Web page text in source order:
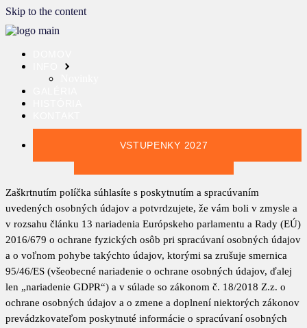
Skip to the content
VSTUPENKY 2027
GDPR WISHLIST
Zaškrtnutím políčka súhlasíte s poskytnutím a spracúvaním
uvedených osobných údajov a potvrdzujete, že vám boli v zmysle a
v rozsahu článku 13 nariadenia Európskeho parlamentu a Rady (EÚ)
2016/679 o ochrane fyzických osôb pri spracúvaní osobných údajov
a o voľnom pohybe takýchto údajov, ktorými sa zrušuje smernica
95/46/ES (všeobecné nariadenie o ochrane osobných údajov, ďalej
len „nariadenie GDPR“) a v súlade so zákonom č. 18/2018 Z.z. o
ochrane osobných údajov a o zmene a doplnení niektorých zákonov
prevádzkovateľom poskytnuté informácie o spracúvaní osobných